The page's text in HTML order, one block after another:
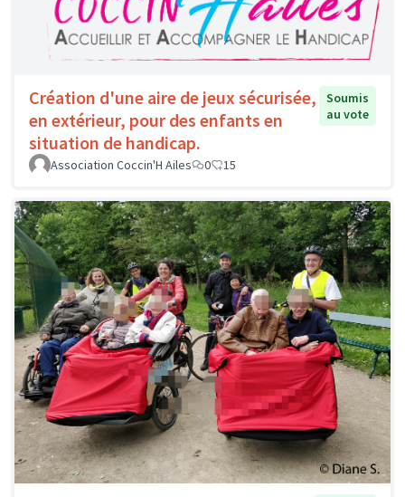
Création d'une aire de jeux sécurisée,
en extérieur, pour des enfants en
situation de handicap.
Soumis
au vote
Association Coccin'H Ailes 0 15